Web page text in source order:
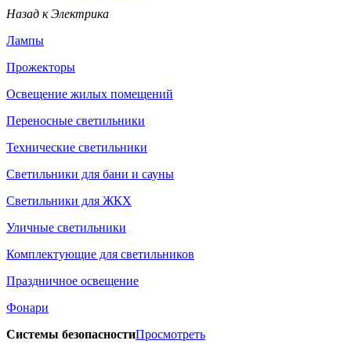
Назад к Электрика
Лампы
Прожекторы
Освещение жилых помещений
Переносные светильники
Технические светильники
Светильники для бани и сауны
Светильники для ЖКХ
Уличные светильники
Комплектующие для светильников
Праздничное освещение
Фонари
Системы безопасностиПросмотреть